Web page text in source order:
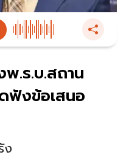
.ร.บ.สถาน
ฟังข้อเสนอ
ง